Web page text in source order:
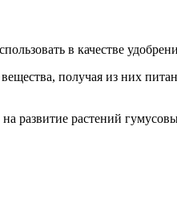
в качестве
получая из них
развитие растений